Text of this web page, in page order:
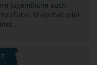
Jugendliche auch,
Snapchat oder